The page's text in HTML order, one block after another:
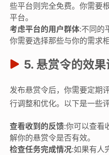
些平台则完全免费。你需要
平台。
考虑平台的用户群体:不同的
你需要选择那些与你的需求
5. 悬赏令的效
发布悬赏令后，你需要定期
行调整和优化。以下是一些
查看收到的反馈:你可以查看
解你的悬赏令是否有效。
检查任务完成情况:如果有人